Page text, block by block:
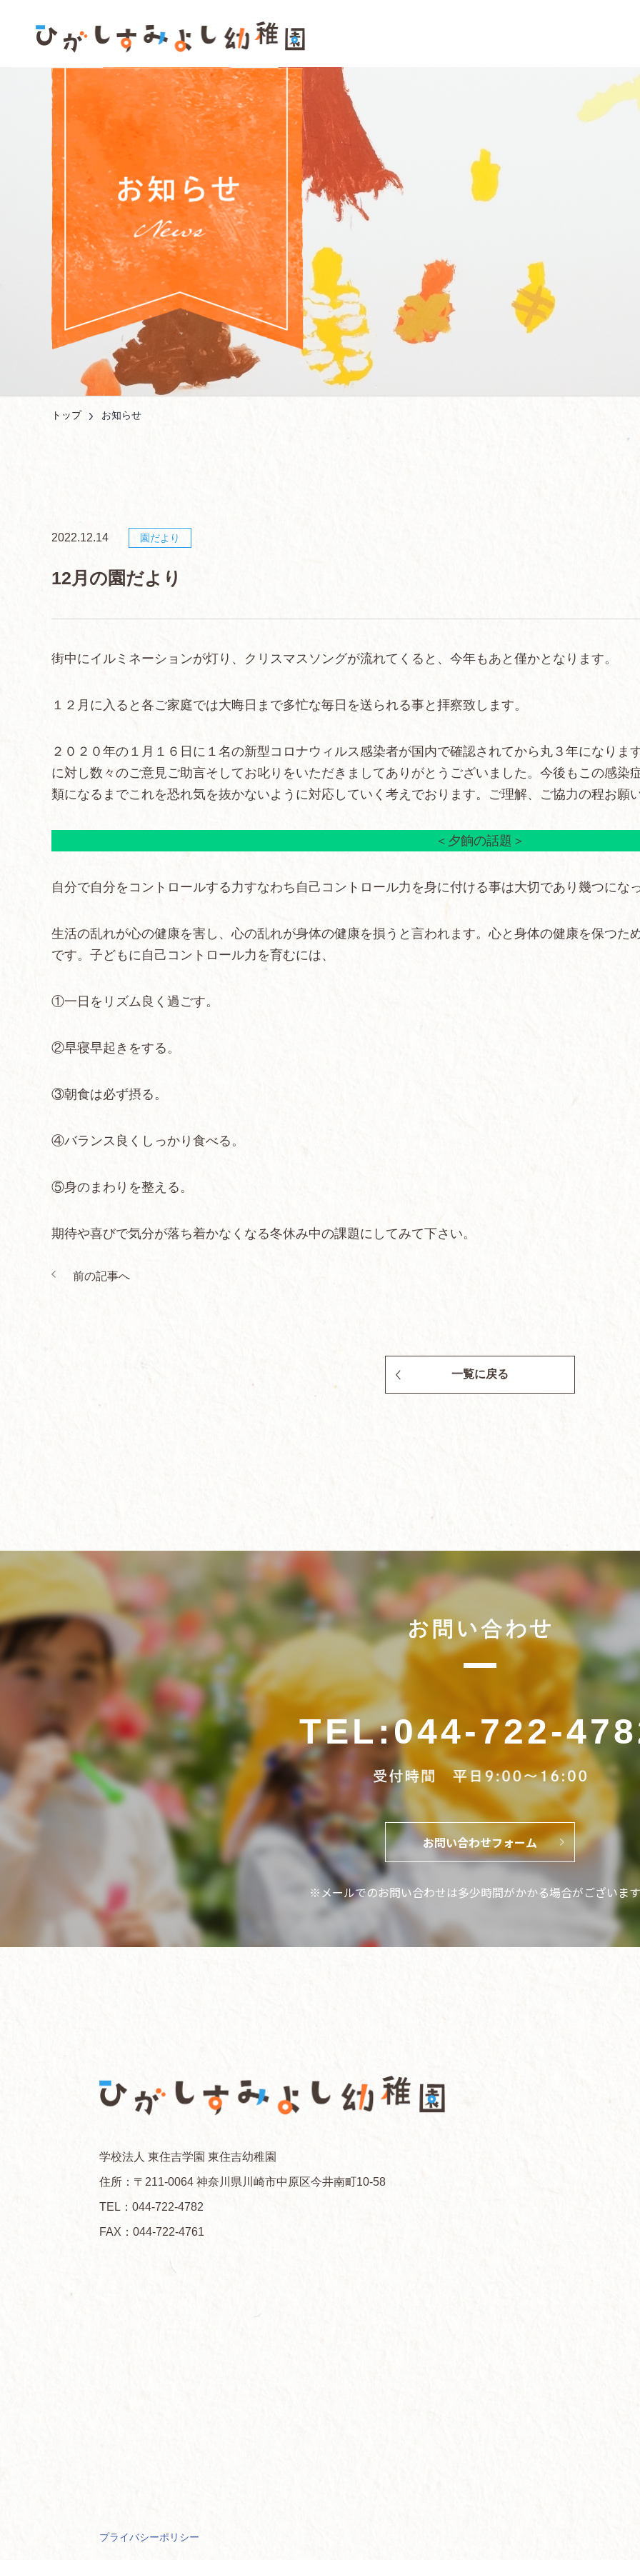
トップ お知らせ
2022.12.14 園だより
12月の園だより
街中にイルミネーションが灯り、クリスマスソングが流れてくると、今年もあと僅かとなります。
１２月に入ると各ご家庭では大晦日まで多忙な毎日を送られる事と拝察致します。
２０２０年の１月１６日に１名の新型コロナウィルス感染者が国内で確認されてから丸３年になりま
に対し数々のご意見ご助言そしてお叱りをいただきましてありがとうございました。今後もこの感染
類になるまでこれを恐れ気を抜かないように対応していく考えでおります。ご理解、ご協力の程お願
＜夕餉の話題＞
自分で自分をコントロールする力すなわち自己コントロール力を身に付ける事は大切であり幾つにな
生活の乱れが心の健康を害し、心の乱れが身体の健康を損うと言われます。心と身体の健康を保つた
です。子どもに自己コントロール力を育むには、
①一日をリズム良く過ごす。
②早寝早起きをする。
③朝食は必ず摂る。
④バランス良くしっかり食べる。
⑤身のまわりを整える。
期待や喜びで気分が落ち着かなくなる冬休み中の課題にしてみて下さい。
前の記事へ
一覧に戻る
TEL:044-722-
お問い合わせフォーム
※メールでのお問い合わせは多少時間がかかる場合がございま
学校法人 東住吉学園 東住吉幼稚園
住所：〒211-0064 神奈川県川崎市中原区今井南町10-58
TEL：044-722-4782
FAX：044-722-4761
プライバシーポリシー